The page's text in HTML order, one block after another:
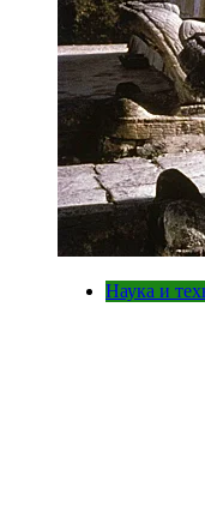
Наука и